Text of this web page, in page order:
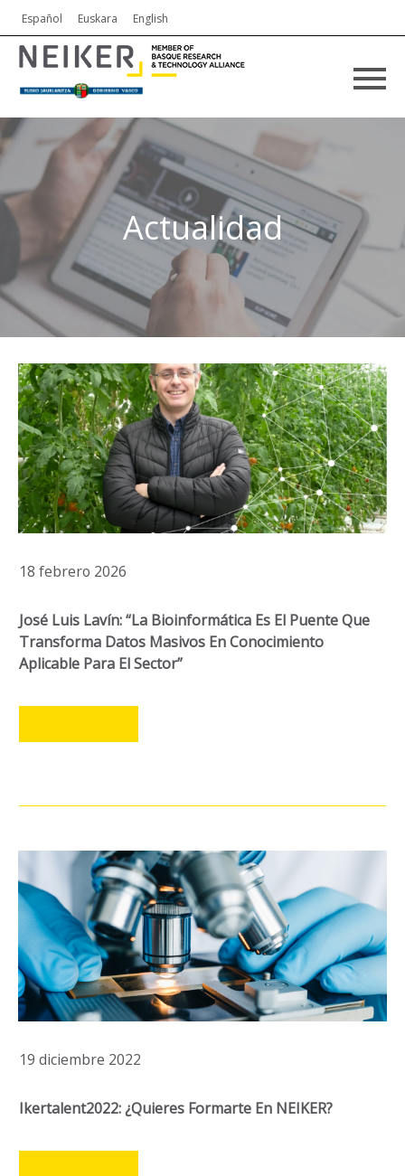
Español Euskara English
Actualidad
18 febrero 2026
José Luis Lavín: “La Bioinformática Es El Puente Que
Transforma Datos Masivos En Conocimiento
Aplicable Para El Sector”
19 diciembre 2022
Ikertalent2022: ¿quieres Formarte En NEIKER?